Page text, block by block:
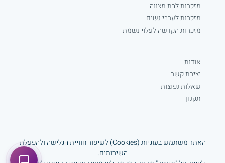
האתר משתמש בעוגיות (Cookies) לשיפור חוויית הגלישה ולהפעלת
השירותים.
מזכרות לבת מצווה
מזכרות לערבי נשים
מזכרות הקדשה לעלוי נשמת
אודות
יצירת קשר
שאלות נפוצות
תקנון
www.gavnaprint.com